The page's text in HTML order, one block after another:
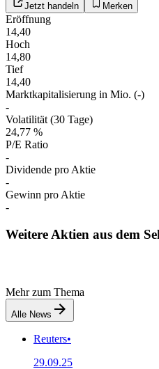
Jetzt handeln Merken
Eröffnung
14,40
Hoch
14,80
Tief
14,40
Marktkapitalisierung in Mio. (-)
-
Volatilität (30 Tage)
24,77 %
P/E Ratio
-
Dividende pro Aktie
-
Gewinn pro Aktie
-
Weitere Aktien aus dem
Mehr zum Thema
Alle News
Reuters•
29.09.25